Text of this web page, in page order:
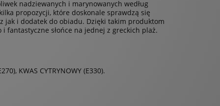
nadziewanych i marynowanych według
propozycji, które doskonale sprawdzą się
jak i dodatek do obiadu. Dzięki takim produktom
fantastyczne słońce na jednej z greckich plaż.
KWAS CYTRYNOWY (E330).